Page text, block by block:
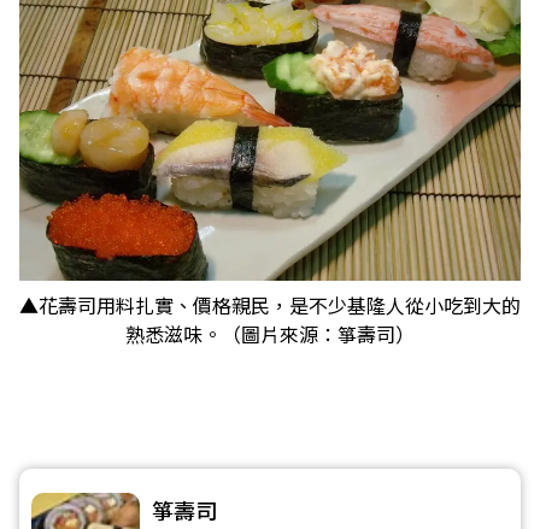
吃壽司免費換好禮，抽質感家電
「黑白鮮鋒會美食派對」登場！
▲花壽司用料扎實、價格親民，是不少基隆人從小吃到大的
熟悉滋味。（圖片來源：箏壽司）
箏壽司